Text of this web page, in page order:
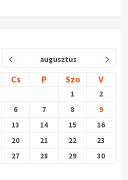
augusztus
Cs P Szo V
1
2
6 7 8
9
13 14 15
16
20 21 22
23
27 28 29
30